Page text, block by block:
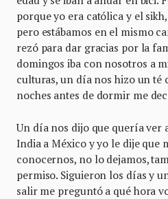
porque yo era católica y el
pero estábamos en el mismo
rezó para dar gracias por la
domingos iba con nosotros a
culturas, un día nos hizo un té
noches antes de dormir me
Un día nos dijo que quería ver
India a México y yo le dije que
conocernos, no lo dejamos,
permiso. Siguieron los días y
salir me preguntó a qué hora